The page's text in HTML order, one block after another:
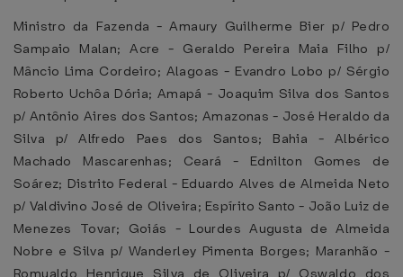
Ministro da Fazenda - Amaury Guilherme Bier p/ Pedro
Sampaio Malan; Acre - Geraldo Pereira Maia Filho p/
Mâncio Lima Cordeiro; Alagoas - Evandro Lobo p/ Sérgio
Roberto Uchôa Dória; Amapá - Joaquim Silva dos Santos
p/ Antônio Aires dos Santos; Amazonas - José Heraldo da
Silva p/ Alfredo Paes dos Santos; Bahia - Albérico
Machado Mascarenhas; Ceará - Ednilton Gomes de
Soárez; Distrito Federal - Eduardo Alves de Almeida Neto
p/ Valdivino José de Oliveira; Espírito Santo - João Luiz de
Menezes Tovar; Goiás - Lourdes Augusta de Almeida
Nobre e Silva p/ Wanderley Pimenta Borges; Maranhão -
Romualdo Henrique Silva de Oliveira p/ Oswaldo dos